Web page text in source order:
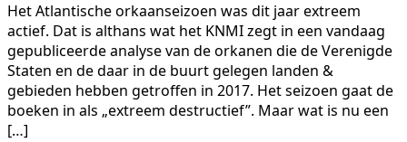
Het Atlantische orkaanseizoen was dit jaar extreem
actief. Dat is althans wat het KNMI zegt in een vandaag
gepubliceerde analyse van de orkanen die de Verenigde
Staten en de daar in de buurt gelegen landen &
gebieden hebben getroffen in 2017. Het seizoen gaat de
boeken in als „extreem destructief”. Maar wat is nu een
[…]